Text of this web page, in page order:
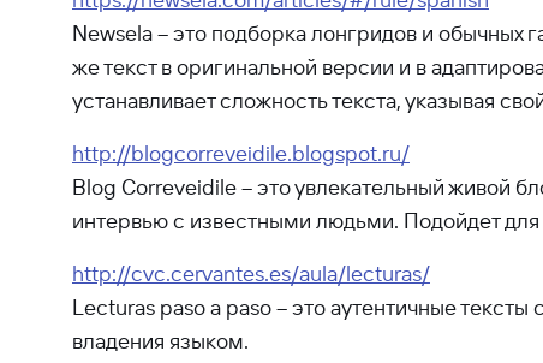
Newsela – это подборка лонгридов и обычных
же текст в оригинальной версии и в
устанавливает сложность текста, указывая
http://blogcorreveidile.blogspot.ru/
Blog Correveidile – это увлекательный живой
интервью с известными людьми. Подойдет для
http://cvc.cervantes.es/aula/lecturas/
Lecturas paso a paso – это аутентичные
владения языком.